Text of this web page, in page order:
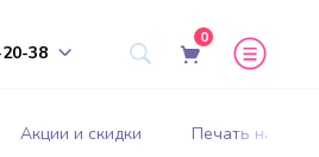
38
0
Акции и скидки Печать на